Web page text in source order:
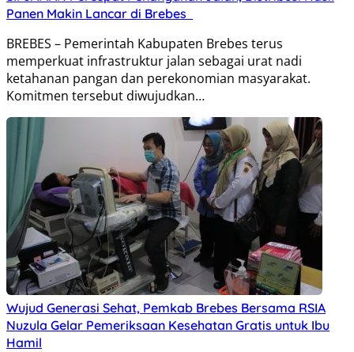
Panen Makin Lancar di Brebes
BREBES – Pemerintah Kabupaten Brebes terus
memperkuat infrastruktur jalan sebagai urat nadi
ketahanan pangan dan perekonomian masyarakat.
Komitmen tersebut diwujudkan…
Wujud Generasi Sehat, Pemkab Brebes Bersama RSIA
Nuzula Gelar Pemeriksaan Kesehatan Gratis untuk Ibu
Hamil